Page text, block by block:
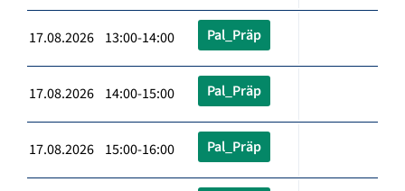
17.08.2026 13:00-14:00 Pal_Präp
17.08.2026 14:00-15:00 Pal_Präp
17.08.2026 15:00-16:00 Pal_Präp